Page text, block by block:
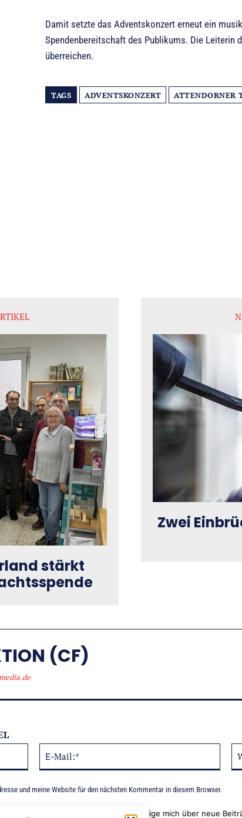
Damit setzte das Adventskonzert erneut ein
Spendenbereitschaft des Publikums. Die Leiterin
überreichen.
TAGS ADVENTSKONZERT ATTENDORNER
stärkt
Zwei
(CF)
Mail:*
und meine Website für den nächsten Kommentar in diesem Browser.
Benachrichtige mich über neue